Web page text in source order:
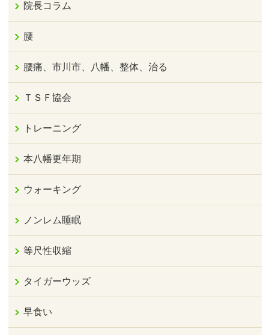
院長コラム
腰
腰痛、市川市、八幡、整体、治る
ＴＳＦ協会
トレーニング
本八幡更年期
ウォーキング
ノンレム睡眠
等尺性収縮
タイガーウッズ
早食い